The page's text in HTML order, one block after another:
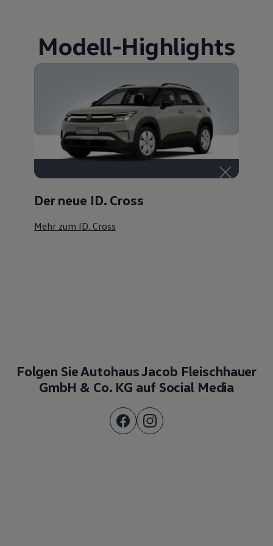
Modell-Highlights
Der neue ID. Cross
Mehr zum ID. Cross
Folgen Sie Autohaus Jacob Fleischhauer
GmbH & Co. KG auf Social Media